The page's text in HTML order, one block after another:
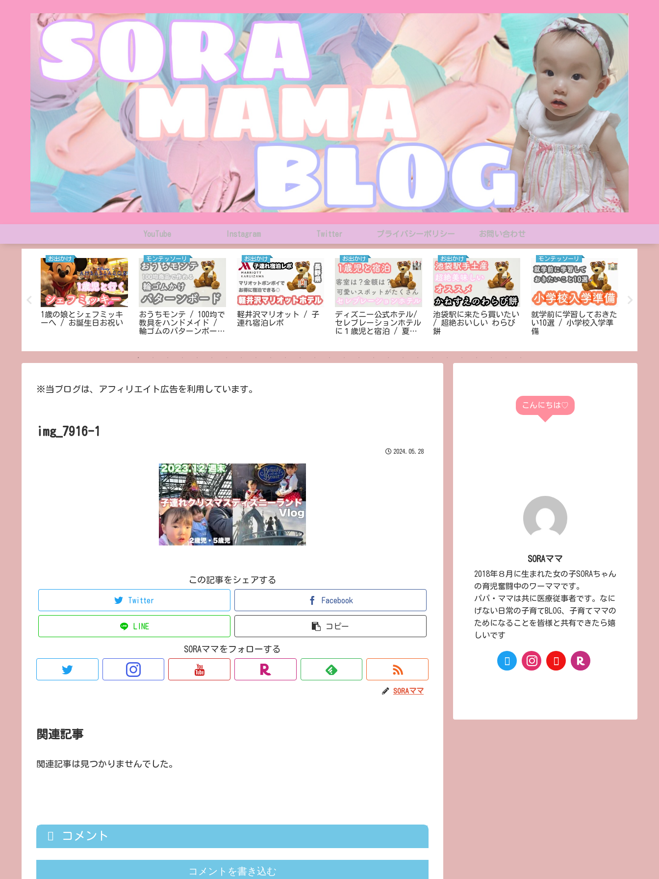
YouTube Instagram Twitter プライバシーポリシー お問い合わせ
お出かけ
1歳の娘とシェフミッキ
ーへ / お誕生日お祝い
モンテッソーリ
おうちモンテ / 100均で
教具をハンドメイド /
輪ゴムのパターンボード
お出かけ
軽井沢マリオット / 子
連れ宿泊レポ
お出かけ
ディズニー公式ホテル/
セレブレーションホテル
に１歳児と宿泊 / 夏休
お出かけ
池袋駅に来たら買いたい
/ 超絶おいしい わらび
餅
モンテッソーリ
就学前に学習しておきた
い10選 / 小学校入学準
備
※当ブログは、アフィリエイト広告を利用しています。
img_7916-1
2024.05.28
この記事をシェアする
Twitter Facebook
LINE コピー
SORAママをフォローする
SORAママ
関連記事
関連記事は見つかりませんでした。
コメント
コメントを書き込む
こんにちは♡
SORAママ
2018年８月に生まれた女の子SORAちゃん
の育児奮闘中のワーママです。
パパ・ママは共に医療従事者です。なに
げない日常の子育てBLOG、子育てママの
ためになることを皆様と共有できたら嬉
しいです